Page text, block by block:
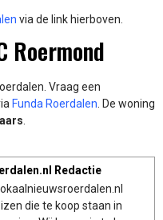
via de link hierboven.
Roermond
Vraag een
Funda Roerdalen . De woning
Redactie
die te koop staan in